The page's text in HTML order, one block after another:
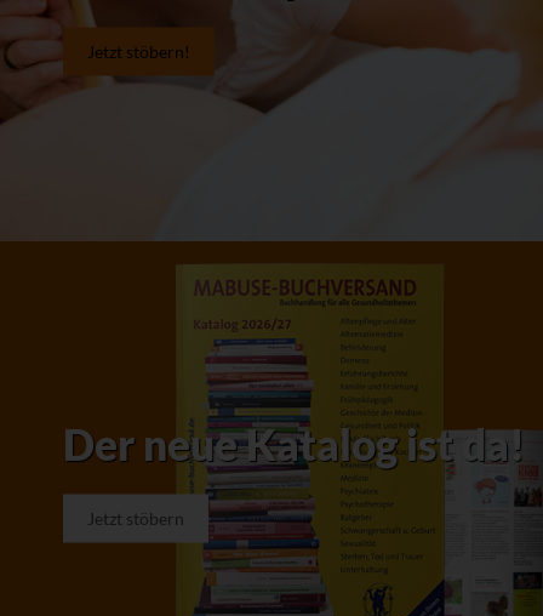
Jetzt stöbern!
Der neue Katalog ist da!
Jetzt stöbern